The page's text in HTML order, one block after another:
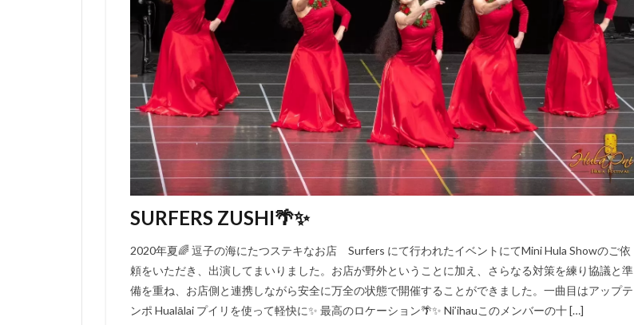
SURFERS ZUSHI🌴✨
2020年夏🌈 逗子の海にたつステキなお店 Surfers にて行われたイベントにてMini Hula Showのご依
頼をいただき、出演してまいりました。お店が野外ということに加え、さらなる対策を練り協議と準
備を重ね、お店側と連携しながら安全に万全の状態で開催することができました。一曲目はアップテ
ンポ Hualālai プイリを使って軽快に✨ 最高のロケーション🌴✨ Ni’ihauこのメンバーの十 […]